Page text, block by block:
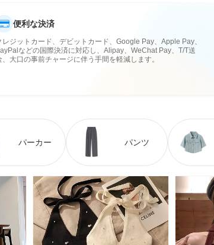
便利な決済
レジットカード、デビットカード、Google Pay、Apple Pay、
などの国際決済に対応し、Alipay、WeChat Pay、T/T送
、大口の事前チャージに伴う手間を軽減します。
パーカー パンツ